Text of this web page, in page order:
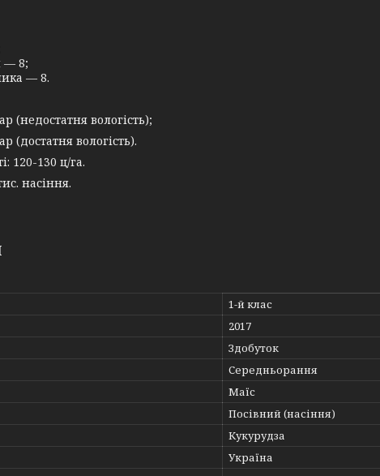
— 8;
— 8.
(недостатня вологість);
(достатня вологість).
120-130 ц/га.
насіння.
1-й клас
2017
Здобуток
Середньорання
Маїс
Посівний (насіння)
Кукурудза
Україна